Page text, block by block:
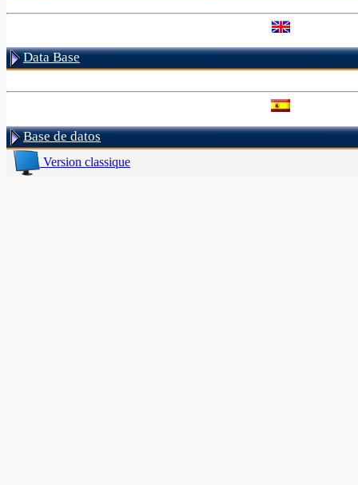
Data Base
Base de datos
Version classique